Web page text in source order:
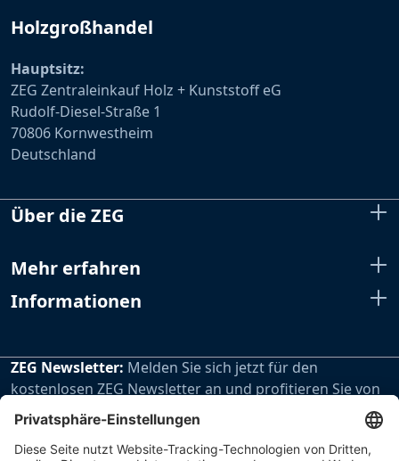
Holzgroßhandel
Hauptsitz:
ZEG Zentraleinkauf Holz + Kunststoff eG
Rudolf-Diesel-Straße 1
70806 Kornwestheim
Deutschland
Über die ZEG
Mehr erfahren
Informationen
ZEG Newsletter: Melden Sie sich jetzt für den
kostenlosen ZEG Newsletter an und profitieren Sie von
den extra Vorteilen unseres regelmäßig erscheinenden
Newsletters.